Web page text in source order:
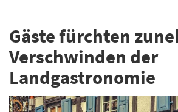
Gäste fürchten
Verschwinden der
Landgastronomie